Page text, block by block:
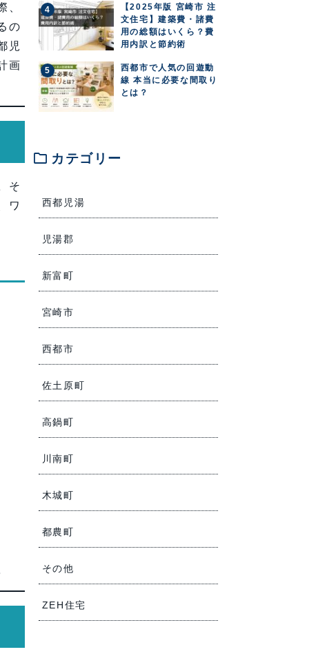
、
の
児
画
そ
ワ
【2025年版 宮崎市 注
文住宅】建築費・諸費
用の総額はいくら？費
用内訳と節約術
西都市で人気の回遊動
線 本当に必要な間取り
とは？
folder カテゴリー
西都児湯
児湯郡
新富町
宮崎市
西都市
佐土原町
高鍋町
川南町
木城町
都農町
その他
ZEH住宅